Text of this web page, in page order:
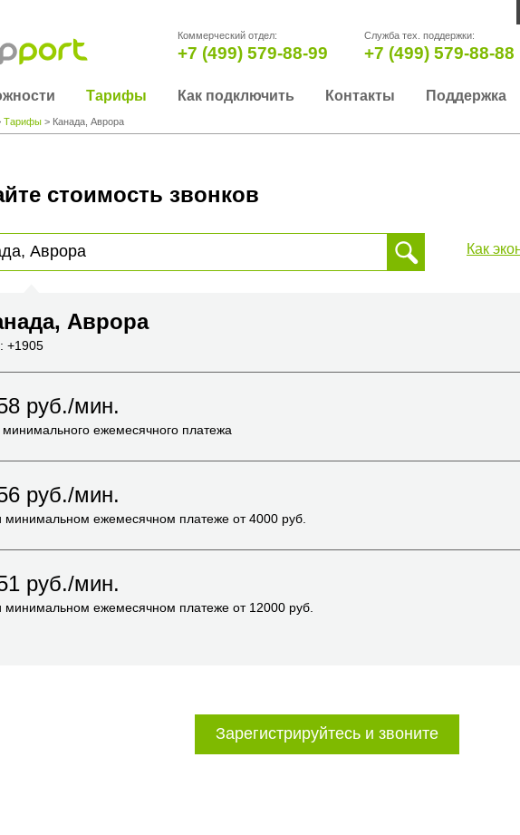
Коммерческий отдел:
+7 (499) 579-88-99
Служба тех. поддержки:
+7 (499) 579-88-88
Тарифы Как подключить Контакты Поддержка
Тарифы > Канада, Аврора
Как
стоимость звонков
Аврора
+1905
руб./мин.
минимального ежемесячного платежа
руб./мин.
минимальном ежемесячном платеже от4000 руб.
руб./мин.
минимальном ежемесячном платеже от 12000 руб.
Зарегистрируйтесь и звоните